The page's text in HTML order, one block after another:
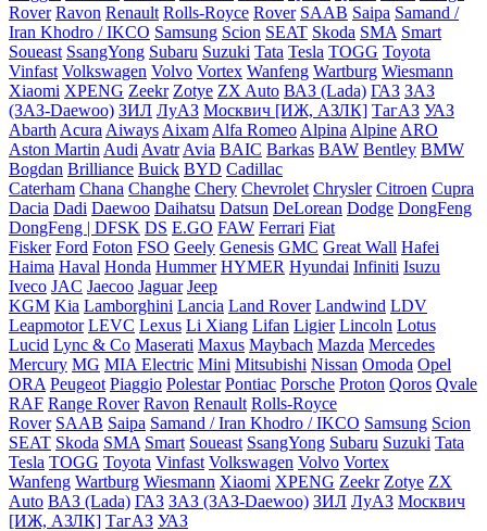
Rover Ravon Renault Rolls-Royce Rover SAAB Saipa Samand /
Iran Khodro / IKCO Samsung Scion SEAT Skoda SMA Smart
Soueast SsangYong Subaru Suzuki Tata Tesla TOGG Toyota
Vinfast Volkswagen Volvo Vortex Wanfeng Wartburg Wiesmann
Xiaomi XPENG Zeekr Zotye ZX Auto ВАЗ (Lada) ГАЗ ЗАЗ
(ЗАЗ-Daewoo) ЗИЛ ЛуАЗ Москвич [ИЖ, АЗЛК] ТагАЗ УАЗ
Abarth Acura Aiways Aixam Alfa Romeo Alpina Alpine ARO
Aston Martin Audi Avatr Avia BAIC Barkas BAW Bentley BMW
Bogdan Brilliance Buick BYD Cadillac
Caterham Chana Changhe Chery Chevrolet Chrysler Citroen Cupra
Dacia Dadi Daewoo Daihatsu Datsun DeLorean Dodge DongFeng
DongFeng | DFSK DS E.GO FAW Ferrari Fiat
Fisker Ford Foton FSO Geely Genesis GMC Great Wall Hafei
Haima Haval Honda Hummer HYMER Hyundai Infiniti Isuzu
Iveco JAC Jaecoo Jaguar Jeep
KGM Kia Lamborghini Lancia Land Rover Landwind LDV
Leapmotor LEVC Lexus Li Xiang Lifan Ligier Lincoln Lotus
Lucid Lync & Co Maserati Maxus Maybach Mazda Mercedes
Mercury MG MIA Electric Mini Mitsubishi Nissan Omoda Opel
ORA Peugeot Piaggio Polestar Pontiac Porsche Proton Qoros Qvale
RAF Range Rover Ravon Renault Rolls-Royce
Rover SAAB Saipa Samand / Iran Khodro / IKCO Samsung Scion
SEAT Skoda SMA Smart Soueast SsangYong Subaru Suzuki Tata
Tesla TOGG Toyota Vinfast Volkswagen Volvo Vortex
Wanfeng Wartburg Wiesmann Xiaomi XPENG Zeekr Zotye ZX
Auto ВАЗ (Lada) ГАЗ ЗАЗ (ЗАЗ-Daewoo) ЗИЛ ЛуАЗ Москвич
[ИЖ, АЗЛК] ТагАЗ УАЗ